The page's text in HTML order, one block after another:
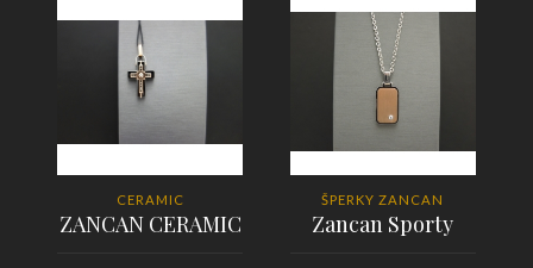
CERAMIC
ZANCAN CERAMIC
ŠPERKY ZANCAN
Zancan Sporty